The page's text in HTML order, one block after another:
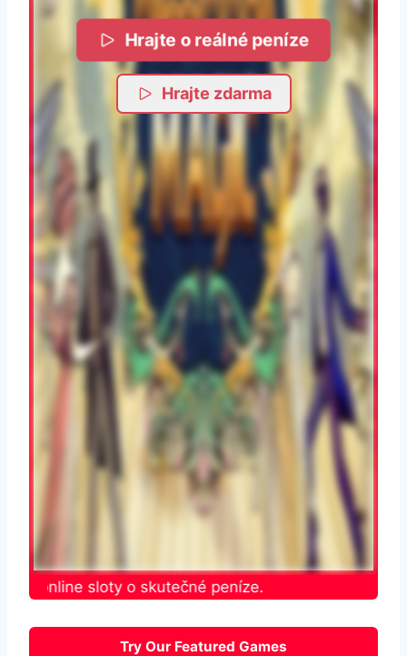
Hrajte o reálné peníze
Hrajte zdarma
online sloty o skutečné peníze.
Try Our Featured Games